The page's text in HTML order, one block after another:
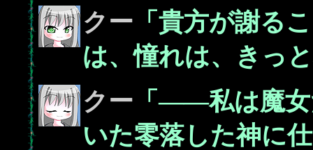
クー 「貴方が謝る
は、憧れは、きっ
クー 「――私は魔
いた零落した神に